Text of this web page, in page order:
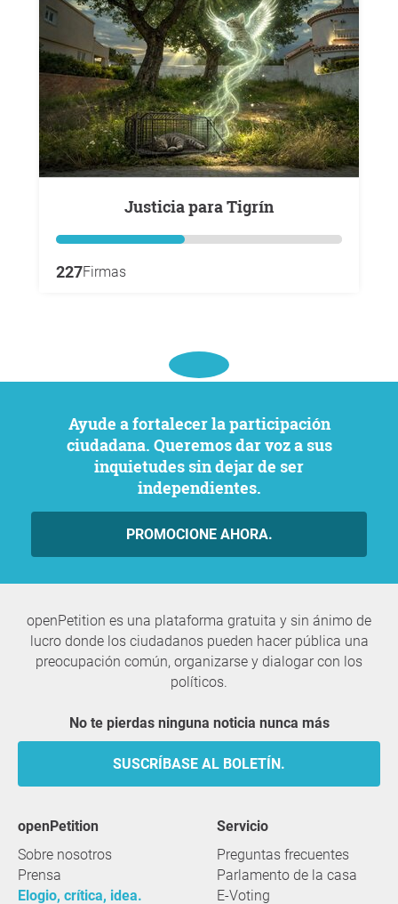
Justicia para Tigrín
227Firmas
Ayude a fortalecer la participación
ciudadana. Queremos dar voz a sus
inquietudes sin dejar de ser
independientes.
PROMOCIONE AHORA.
openPetition es una plataforma gratuita y sin ánimo de
lucro donde los ciudadanos pueden hacer pública una
preocupación común, organizarse y dialogar con los
políticos.
No te pierdas ninguna noticia nunca más
SUSCRÍBASE AL BOLETÍN.
openPetition
Sobre nosotros
Prensa
Elogio, crítica, idea.
servicio
Preguntas frecuentes
Parlamento de la casa
E-Voting